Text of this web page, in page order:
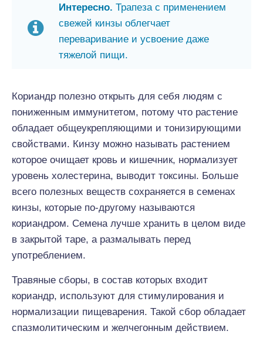
Интересно. Трапеза с применением
свежей кинзы облегчает
переваривание и усвоение даже
тяжелой пищи.
Кориандр полезно открыть для себя людям с
пониженным иммунитетом, потому что растение
обладает общеукрепляющими и тонизирующими
свойствами. Кинзу можно называть растением
которое очищает кровь и кишечник, нормализует
уровень холестерина, выводит токсины. Больше
всего полезных веществ сохраняется в семенах
кинзы, которые по-другому называются
кориандром. Семена лучше хранить в целом виде
в закрытой таре, а размалывать перед
употреблением.
Травяные сборы, в состав которых входит
кориандр, используют для стимулирования и
нормализации пищеварения. Такой сбор обладает
спазмолитическим и желчегонным действием.